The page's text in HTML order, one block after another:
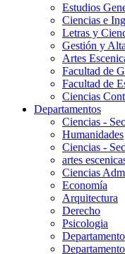
Estudios
Ciencias e
Letras y
Gestión y
Artes
Facultad de
Facultad de
Ciencias
Departamentos
Ciencias -
Humanidades
Ciencias -
artes
Ciencias
Economía
Arquitectura
Derecho
Psicologia